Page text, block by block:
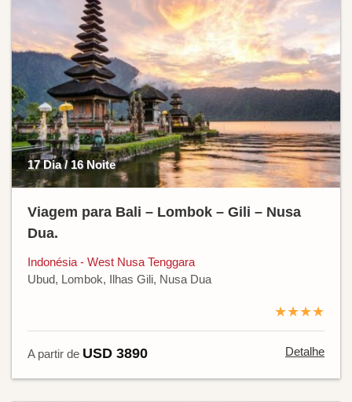
17 Dia / 16 Noite
Viagem para Bali – Lombok – Gili – Nusa
Dua.
Indonésia - West Nusa Tenggara
Ubud, Lombok, Ilhas Gili, Nusa Dua
★★★★
A partir de USD 3890 Detalhe